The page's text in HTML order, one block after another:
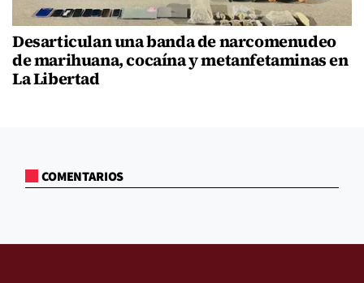
Desarticulan una banda de narcomenudeo
de marihuana, cocaína y metanfetaminas en
La Libertad
COMENTARIOS